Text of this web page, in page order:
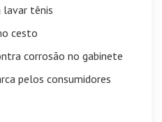
lavar tênis
cesto
corrosão no gabinete
pelos consumidores